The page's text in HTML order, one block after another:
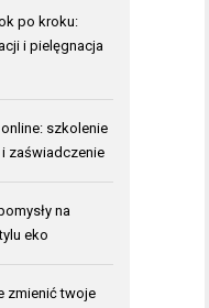
po kroku:
i pielęgnacja
szkolenie
zaświadczenie
na
eko
zmienić twoje